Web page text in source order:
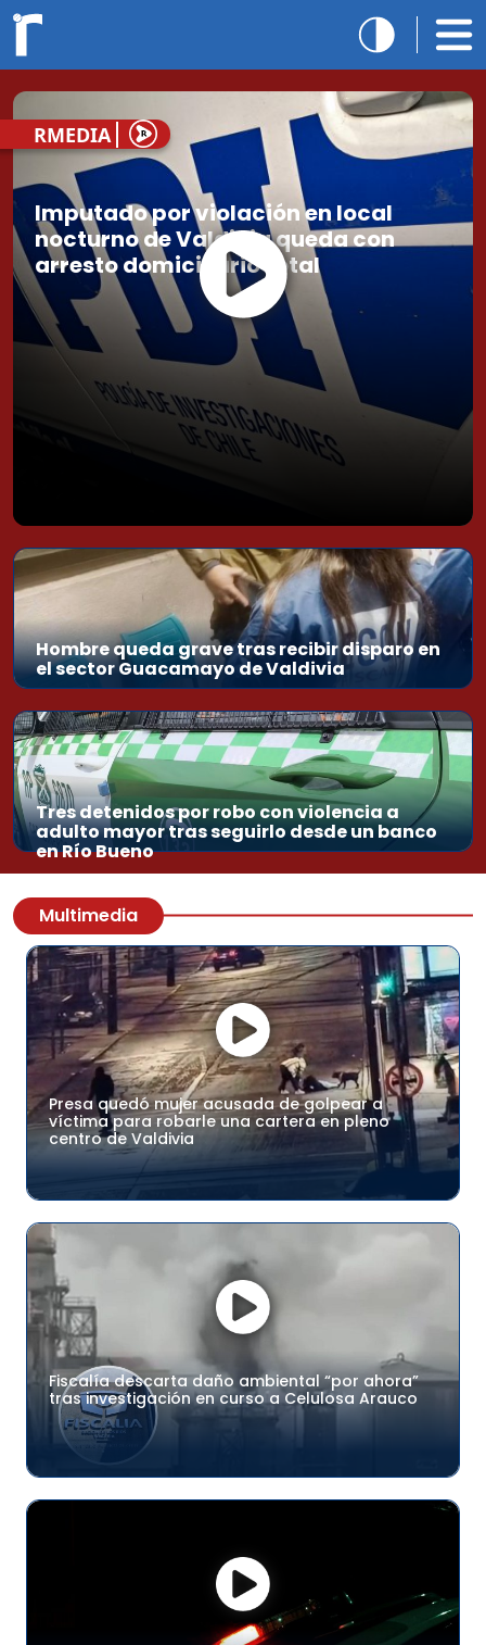
RMEDIA
Imputado por violación en local
nocturno de Valdivia queda con
arresto domiciliario total
Hombre queda grave tras recibir disparo en
el sector Guacamayo de Valdivia
Tres detenidos por robo con violencia a
adulto mayor tras seguirlo desde un banco
en Río Bueno
Multimedia
Presa quedó mujer acusada de golpear a
víctima para robarle una cartera en pleno
centro de Valdivia
Fiscalía descarta daño ambiental “por ahora”
tras investigación en curso a Celulosa Arauco